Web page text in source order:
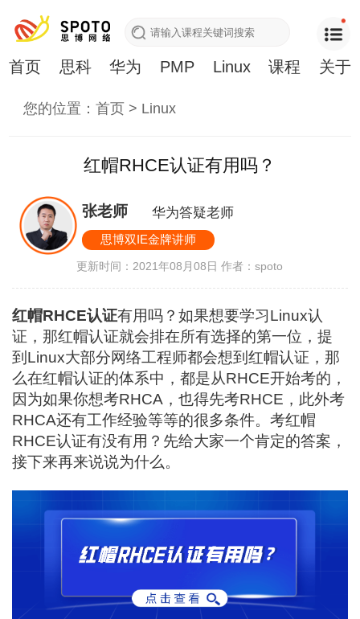
首页 思科 华为 PMP Linux 课程 关于
您的位置：首页 > Linux
红帽RHCE认证有用吗？
张老师 华为答疑老师
思博双IE金牌讲师
更新时间：2021年08月08日作者：spoto
红帽RHCE认证有用吗？如果想要学习Linux认
证，那红帽认证就会排在所有选择的第一位，提
到Linux大部分网络工程师都会想到红帽认证，那
么在红帽认证的体系中，都是从RHCE开始考的，
因为如果你想考RHCA，也得先考RHCE，此外考
RHCA还有工作经验等等的很多条件。考红帽
RHCE认证有没有用？先给大家一个肯定的答案，
接下来再来说说为什么。